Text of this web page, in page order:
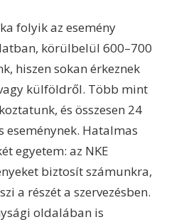
folyik az esemény
körülbelül 600–700
hiszen sokan érkeznek
külföldről. Több mint
és összesen 24
eseménynek. Hatalmas
egyetem: az NKE
biztosít számunkra,
a részét a szervezésben.
oldalában is